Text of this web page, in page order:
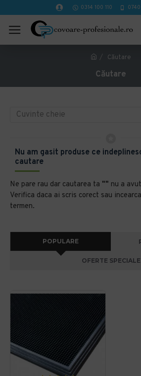
0314 100 110
Căutare
Căutare
Nu am gasit produse ce
cautare
Ne pare rau dar cautarea ta "" nu a
Verifica daca ai scris corect sau
termen.
POPULARE
OFERTE SPECIALE